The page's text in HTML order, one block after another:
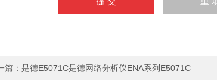
篇： 是德E5071C是德网络分析仪ENA系列E5071C